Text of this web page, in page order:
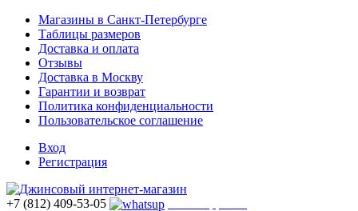
Магазины в Санкт-Петербурге
Таблицы размеров
Доставка и оплата
Отзывы
Доставка в Москву
Гарантии и возврат
Политика конфиденциальности
Пользовательское соглашение
Вход
Регистрация
+7 (812) 409-53-05